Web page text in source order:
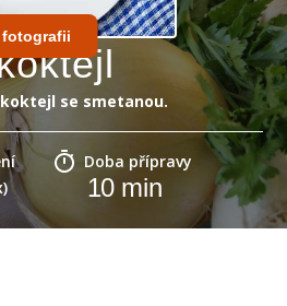
fotografii
se smetanou.
Doba přípravy
10min